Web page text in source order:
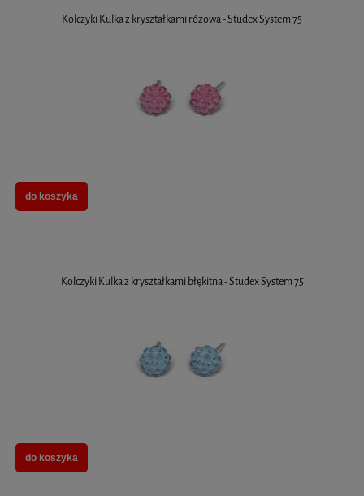
Kolczyki Kulka z kryształkami różowa - Studex System 75
do koszyka
Kolczyki Kulka z kryształkami błękitna - Studex System 75
do koszyka